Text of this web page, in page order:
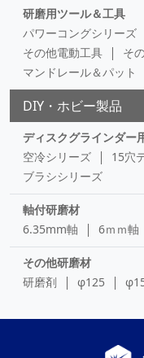
研磨用ツール＆工具
パワーコングシリーズ
その他電動工具
そ
マンドレール＆パット
DIY・ホビー製品
ディスクグラインダー
空冷シリーズ
15穴
ブラシシリーズ
軸付研磨材
6.35mm軸
6ｍｍ軸
その他研磨材
研磨剤
φ125